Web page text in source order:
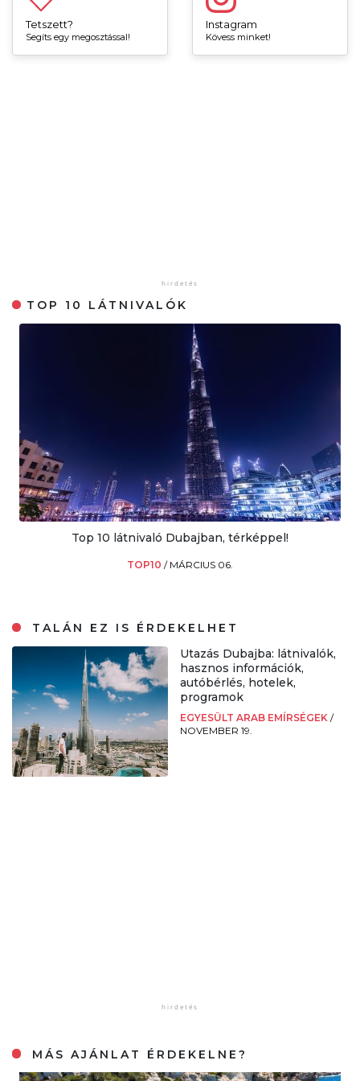
Tetszett?
Segíts egy megosztással!
Instagram
Kövess minket!
TOP 10 LÁTNIVALÓK
Top 10 látnivaló Dubajban, térképpel!
TOP10 / MÁRCIUS 06.
TALÁN EZ IS ÉRDEKELHET
Utazás Dubajba: látnivalók,
hasznos információk,
autóbérlés, hotelek,
programok
EGYESÜLT ARAB EMÍRSÉGEK /
NOVEMBER 19.
MÁS AJÁNLAT ÉRDEKELNE?